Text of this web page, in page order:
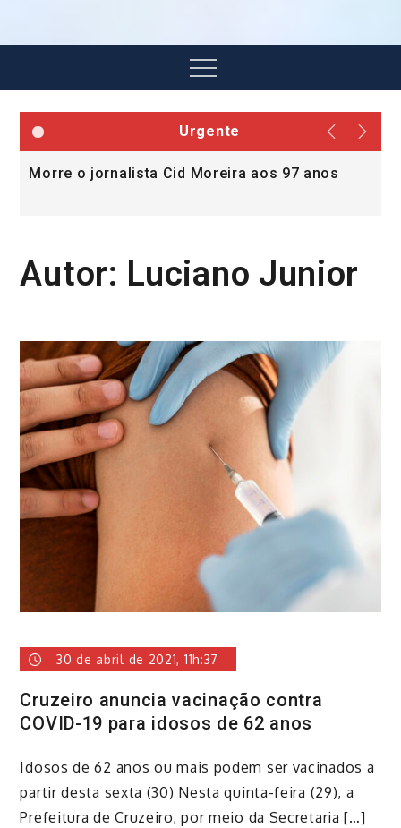
Menu
Urgente
Morre o jornalista Cid Moreira aos 97 anos
Autor: Luciano Junior
30 de abril de 2021, 11h:37
Cruzeiro anuncia vacinação contra
COVID-19 para idosos de 62 anos
Idosos de 62 anos ou mais podem ser vacinados a
partir desta sexta (30) Nesta quinta-feira (29), a
Prefeitura de Cruzeiro, por meio da Secretaria […]